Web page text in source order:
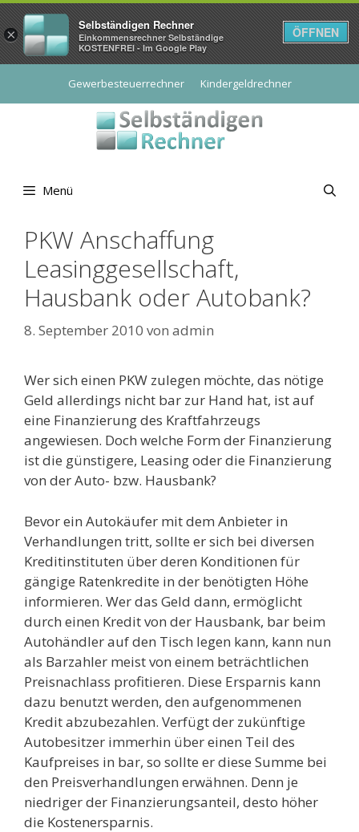
Gewerbesteuerrechner Kindergeldrechner
Menü
PKW Anschaffung
Leasinggesellschaft,
Hausbank oder Autobank?
8. September 2010 von admin
Wer sich einen PKW zulegen möchte, das nötige
Geld allerdings nicht bar zur Hand hat, ist auf
eine Finanzierung des Kraftfahrzeugs
angewiesen. Doch welche Form der Finanzierung
ist die günstigere, Leasing oder die Finanzierung
von der Auto- bzw. Hausbank?
Bevor ein Autokäufer mit dem Anbieter in
Verhandlungen tritt, sollte er sich bei diversen
Kreditinstituten über deren Konditionen für
gängige Ratenkredite in der benötigten Höhe
informieren. Wer das Geld dann, ermöglicht
durch einen Kredit von der Hausbank, bar beim
Autohändler auf den Tisch legen kann, kann nun
als Barzahler meist von einem beträchtlichen
Preisnachlass profitieren. Diese Ersparnis kann
dazu benutzt werden, den aufgenommenen
Kredit abzubezahlen. Verfügt der zukünftige
Autobesitzer immerhin über einen Teil des
Kaufpreises in bar, so sollte er diese Summe bei
den Preisverhandlungen erwähnen. Denn je
niedriger der Finanzierungsanteil, desto höher
die Kostenersparnis.
×
Selbständigen Rechner
Einkommensrechner Selbständige
KOSTENFREI - Im Google Play
ÖFFNEN